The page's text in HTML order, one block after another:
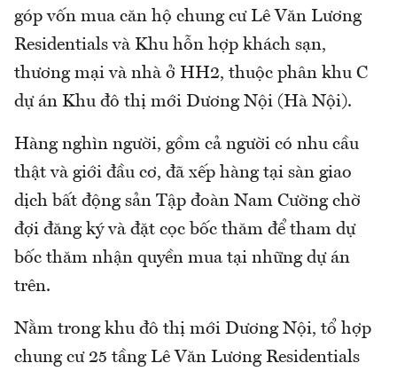
góp vốn mua căn hộ chung cư Lê Văn Lương
Residentials và Khu hỗn hợp khách sạn,
thương mại và nhà ở HH2, thuộc phân khu C
dự án Khu đô thị mới Dương Nội (Hà Nội).
Hàng nghìn người, gồm cả người có nhu cầu
thật và giới đầu cơ, đã xếp hàng tại sàn giao
dịch bất động sản Tập đoàn Nam Cường chờ
đợi đăng ký và đặt cọc bốc thăm để tham dự
bốc thăm nhận quyền mua tại những dự án
trên.
Nằm trong khu đô thị mới Dương Nội, tổ hợp
chung cư 25 tầng Lê Văn Lương Residentials